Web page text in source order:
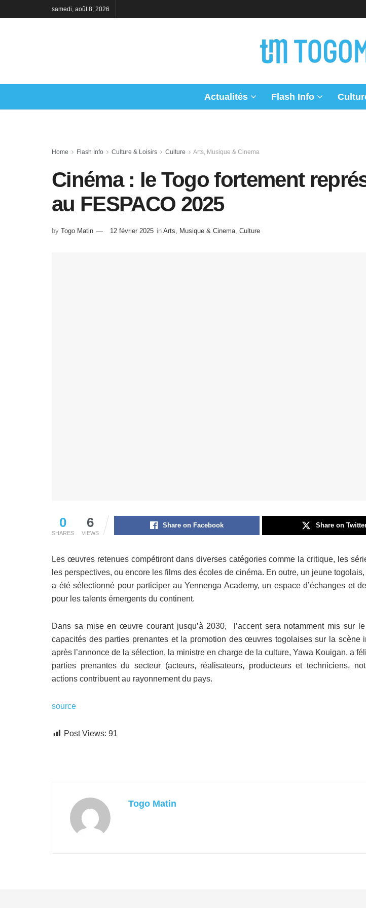
samedi, août 8, 2026
Actualités Flash Info
Home Flash Info Culture & Loisirs Culture Arts, Musique & Cinema
Cinéma : le Togo fortement
au FESPACO 2025
by Togo Matin 12 février 2025 in Arts, Musique & Cinema Culture
0
SHARES
6
VIEWS
Share on Facebook Share on
Les œuvres retenues compétiront dans diverses catégories comme la critique, les
les perspectives, ou encore les films des écoles de cinéma. En outre, un jeune
a été sélectionné pour participer au Yennenga Academy, un espace d’échanges et
pour les talents émergents du continent.
Dans sa mise en œuvre courant jusqu’à 2030, l’accent sera notamment mis sur
capacités des parties prenantes et la promotion des œuvres togolaises sur la scène
après l’annonce de la sélection, la ministre en charge de la culture, Yawa Kouigan, a
parties prenantes du secteur (acteurs, réalisateurs, producteurs et techniciens,
actions contribuent au rayonnement du pays.
source
Post Views: 91
Togo Matin